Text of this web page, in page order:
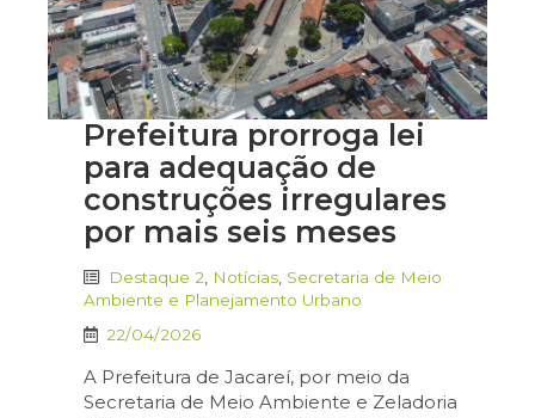
Prefeitura prorroga lei
para adequação de
construções irregulares
por mais seis meses
Destaque 2 Notícias Secretaria de Meio
Ambiente e Planejamento Urbano
22/04/2026
A Prefeitura de Jacareí, por meio da
Secretaria de Meio Ambiente e Zeladoria